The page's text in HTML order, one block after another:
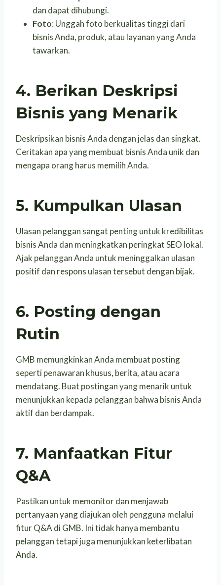
dan dapat dihubungi.
Foto: Unggah foto berkualitas tinggi dari
bisnis Anda, produk, atau layanan yang Anda
tawarkan.
4. Berikan Deskripsi
Bisnis yang Menarik
Deskripsikan bisnis Anda dengan jelas dan singkat.
Ceritakan apa yang membuat bisnis Anda unik dan
mengapa orang harus memilih Anda.
5. Kumpulkan Ulasan
Ulasan pelanggan sangat penting untuk kredibilitas
bisnis Anda dan meningkatkan peringkat SEO lokal.
Ajak pelanggan Anda untuk meninggalkan ulasan
positif dan respons ulasan tersebut dengan bijak.
6. Posting dengan
Rutin
GMB memungkinkan Anda membuat posting
seperti penawaran khusus, berita, atau acara
mendatang. Buat postingan yang menarik untuk
menunjukkan kepada pelanggan bahwa bisnis Anda
aktif dan berdampak.
7. Manfaatkan Fitur
Q&A
Pastikan untuk memonitor dan menjawab
pertanyaan yang diajukan oleh pengguna melalui
fitur Q&A di GMB. Ini tidak hanya membantu
pelanggan tetapi juga menunjukkan keterlibatan
Anda.